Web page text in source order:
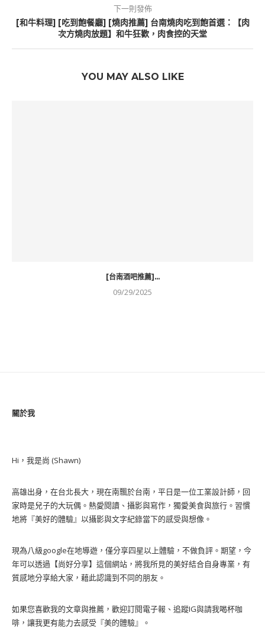
下一則發佈
[和牛料理] [吃到飽餐廳] [燒肉推薦] 台南燒肉吃到飽首選：【肉
次方燒肉放題】和牛狂歡，肉食控的天堂
YOU MAY ALSO LIKE
[台南酒吧推薦]...
09/29/2025
關於我
Hi，我是尚 (Shawn)
高雄出身，在台北長大，現在南飄於台南，平日是一位工業設計師，回
家時是兒子的大玩偶。熱愛閱讀、攝影與寫作，獨愛美食與旅行。習慣
地將『美好的體驗』以攝影與文字紀錄當下的感受與想像。
現為八級google在地導遊，僅分享四星以上體驗，不做負評。期望，今
年可以透過【尚好分享】這個網站，將我所見的美好結合自身專業，有
質感地分享給大家，藉此認識到不同的朋友。
如果您喜歡我的文章與推薦，歡迎訂閱電子報、追蹤IG與請我喝杯咖
啡，讓我更有能力去感受『美的體驗』。